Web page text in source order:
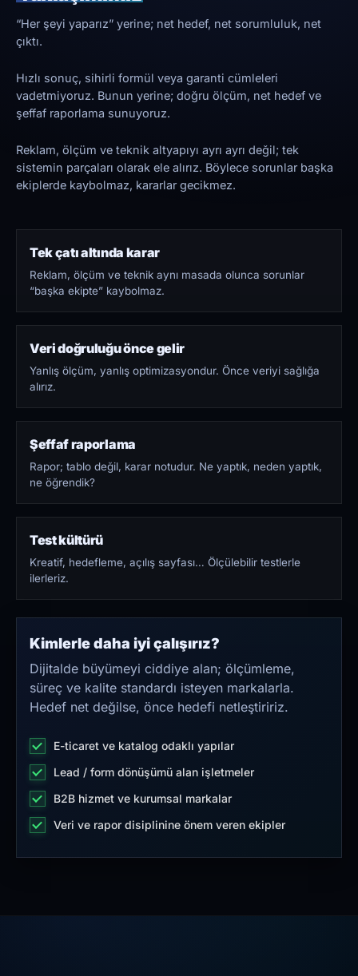
“Her şeyi yaparız” yerine; net hedef, net sorumluluk, net
çıktı.
Hızlı sonuç, sihirli formül veya garanti cümleleri
vadetmiyoruz. Bunun yerine; doğru ölçüm, net hedef ve
şeffaf raporlama sunuyoruz.
Reklam, ölçüm ve teknik altyapıyı ayrı ayrı değil; tek
sistemin parçaları olarak ele alırız. Böylece sorunlar başka
ekiplerde kaybolmaz, kararlar gecikmez.
Tek çatı altında karar
Reklam, ölçüm ve teknik aynı masada olunca sorunlar
“başka ekipte” kaybolmaz.
Veri doğruluğu önce gelir
Yanlış ölçüm, yanlış optimizasyondur. Önce veriyi sağlığa
alırız.
Şeffaf raporlama
Rapor; tablo değil, karar notudur. Ne yaptık, neden yaptık,
ne öğrendik?
Test kültürü
Kreatif, hedefleme, açılış sayfası… Ölçülebilir testlerle
ilerleriz.
Kimlerle daha iyi çalışırız?
Dijitalde büyümeyi ciddiye alan; ölçümleme,
süreç ve kalite standardı isteyen markalarla.
Hedef net değilse, önce hedefi netleştiririz.
E-ticaret ve katalog odaklı yapılar
Lead / form dönüşümü alan işletmeler
B2B hizmet ve kurumsal markalar
Veri ve rapor disiplinine önem veren ekipler